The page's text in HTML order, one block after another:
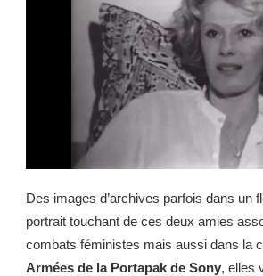
Des images d’archives parfois dans un
portrait touchant de ces deux amies
combats féministes mais aussi dans la
Armées de la Portapak de Sony, elles